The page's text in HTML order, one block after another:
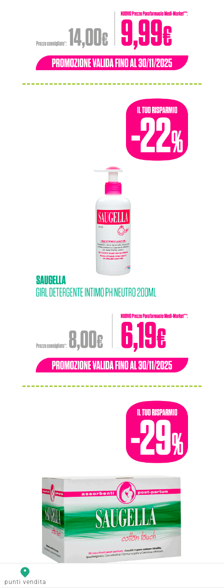
punti vendita